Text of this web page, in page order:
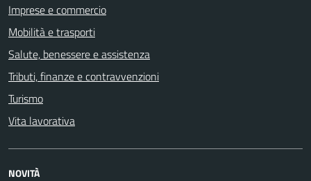
Imprese e commercio
Mobilità e trasporti
Salute, benessere e assistenza
Tributi, finanze e contravvenzioni
Turismo
Vita lavorativa
NOVITÀ